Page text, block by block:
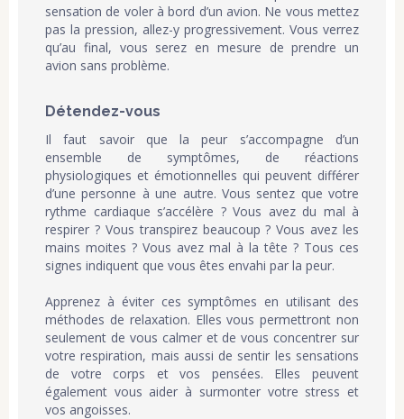
sensation de voler à bord d’un avion. Ne vous mettez
pas la pression, allez-y progressivement. Vous verrez
qu’au final, vous serez en mesure de prendre un
avion sans problème.
Détendez-vous
Il faut savoir que la peur s’accompagne d’un
ensemble de symptômes, de réactions
physiologiques et émotionnelles qui peuvent différer
d’une personne à une autre. Vous sentez que votre
rythme cardiaque s’accélère ? Vous avez du mal à
respirer ? Vous transpirez beaucoup ? Vous avez les
mains moites ? Vous avez mal à la tête ? Tous ces
signes indiquent que vous êtes envahi par la peur.
Apprenez à éviter ces symptômes en utilisant des
méthodes de relaxation. Elles vous permettront non
seulement de vous calmer et de vous concentrer sur
votre respiration, mais aussi de sentir les sensations
de votre corps et vos pensées. Elles peuvent
également vous aider à surmonter votre stress et
vos angoisses.